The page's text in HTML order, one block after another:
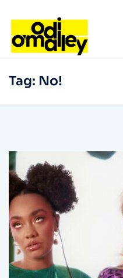
Tag: No!